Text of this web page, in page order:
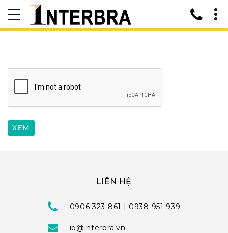
LIÊN HỆ
0906 323 861 | 0938 951 939
ib@interbra.vn